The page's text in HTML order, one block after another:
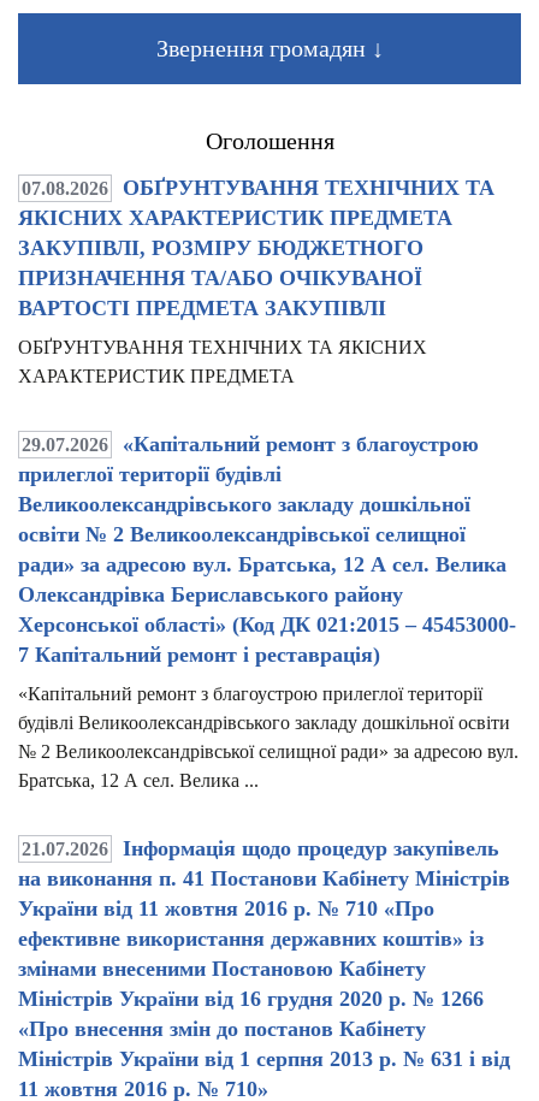
Звернення громадян ↓
Оголошення
07.08.2026
ОБҐРУНТУВАННЯ ТЕХНІЧНИХ ТА
ЯКІСНИХ ХАРАКТЕРИСТИК ПРЕДМЕТА
ЗАКУПІВЛІ, РОЗМІРУ БЮДЖЕТНОГО
ПРИЗНАЧЕННЯ ТА/АБО ОЧІКУВАНОЇ
ВАРТОСТІ ПРЕДМЕТА ЗАКУПІВЛІ
ОБҐРУНТУВАННЯ ТЕХНІЧНИХ ТА ЯКІСНИХ
ХАРАКТЕРИСТИК ПРЕДМЕТА
29.07.2026
«Капітальний ремонт з благоустрою
прилеглої території будівлі
Великоолександрівського закладу дошкільної
освіти № 2 Великоолександрівської селищної
ради» за адресою вул. Братська, 12 А сел. Велика
Олександрівка Бериславського району
Херсонської області» (Код ДК 021:2015 – 45453000-
7 Капітальний ремонт і реставрація)
«Капітальний ремонт з благоустрою прилеглої території
будівлі Великоолександрівського закладу дошкільної освіти
№ 2 Великоолександрівської селищної ради» за адресою вул.
Братська, 12 А сел. Велика ...
21.07.2026
Інформація щодо процедур закупівель
на виконання п. 41 Постанови Кабінету Міністрів
України від 11 жовтня 2016 р. № 710 «Про
ефективне використання державних коштів» із
змінами внесеними Постановою Кабінету
Міністрів України від 16 грудня 2020 р. № 1266
«Про внесення змін до постанов Кабінету
Міністрів України від 1 серпня 2013 р. № 631 і від
11 жовтня 2016 р. № 710»